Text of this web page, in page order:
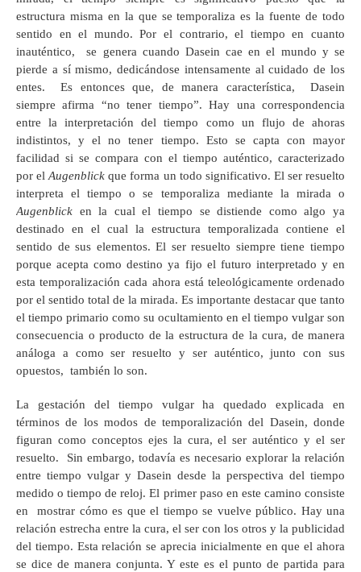
estructura misma en la que se temporaliza es la fuente de todo
sentido en el mundo. Por el contrario, el tiempo en cuanto
inauténtico, se genera cuando Dasein cae en el mundo y se
pierde a sí mismo, dedicándose intensamente al cuidado de los
entes. Es entonces que, de manera característica, Dasein
siempre afirma “no tener tiempo”. Hay una correspondencia
entre la interpretación del tiempo como un flujo de ahoras
indistintos, y el no tener tiempo. Esto se capta con mayor
facilidad si se compara con el tiempo auténtico, caracterizado
por elAugenblick que forma un todo significativo. El ser resuelto
interpreta el tiempo o se temporaliza mediante la mirada o
Augenblick en la cual el tiempo se distiende como algo ya
destinado en el cual la estructura temporalizada contiene el
sentido de sus elementos. El ser resuelto siempre tiene tiempo
porque acepta como destino ya fijo el futuro interpretado y en
esta temporalización cada ahora está teleológicamente ordenado
por el sentido total de la mirada. Es importante destacar que tanto
el tiempo primario como su ocultamiento en el tiempo vulgar son
consecuencia o producto de la estructura de la cura, de manera
análoga a como ser resuelto y ser auténtico, junto con sus
opuestos, también lo son.
La gestación del tiempo vulgar ha quedado explicada en
términos de los modos de temporalización del Dasein, donde
figuran como conceptos ejes la cura, el ser auténtico y el ser
resuelto. Sin embargo, todavía es necesario explorar la relación
entre tiempo vulgar y Dasein desde la perspectiva del tiempo
medido o tiempo de reloj. El primer paso en este camino consiste
en mostrar cómo es que el tiempo se vuelve público. Hay una
relación estrecha entre la cura, el ser con los otros y la publicidad
del tiempo. Esta relación se aprecia inicialmente en que el ahora
se dice de manera conjunta. Y este es el punto de partida para